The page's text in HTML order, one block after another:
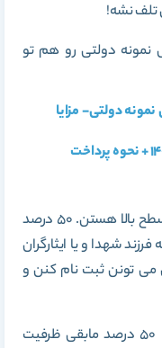
تلف نشه!
نمونه دولتی رو هم تو
دولتی- مزایا
مدارس شاهد هم جزو مدارس نسبتا سطح بالا هستن. 50 درصد
شهدا و یا ایثارگران
تونن ثبت نام کنن و
اما علاوه بر این دسته از دانش آموزا، 50 درصد مابقی ظرفیت